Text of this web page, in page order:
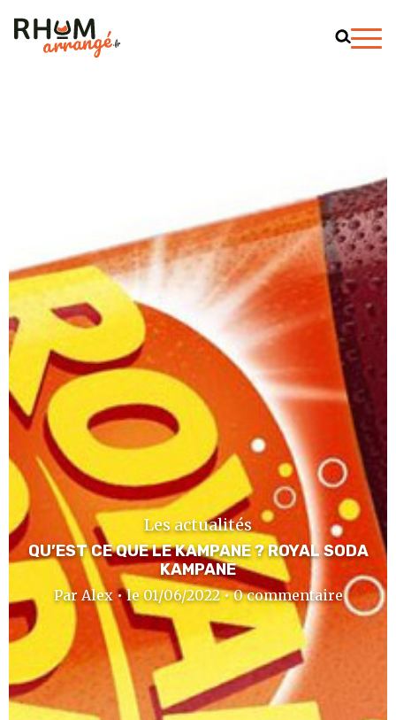
Les actualités
QU’EST CE QUE LE KAMPANE ? ROYAL SODA
KAMPANE
Par Alex • le 01/06/2022 • 0 commentaire